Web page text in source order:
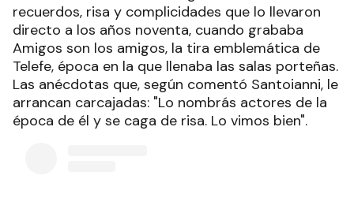
recuerdos, risa y complicidades que lo llevaron
directo a los años noventa, cuando grababa
Amigos son los amigos, la tira emblemática de
Telefe, época en la que llenaba las salas porteñas.
Las anécdotas que, según comentó Santoianni, le
arrancan carcajadas: "Lo nombrás actores de la
época de él y se caga de risa. Lo vimos bien".